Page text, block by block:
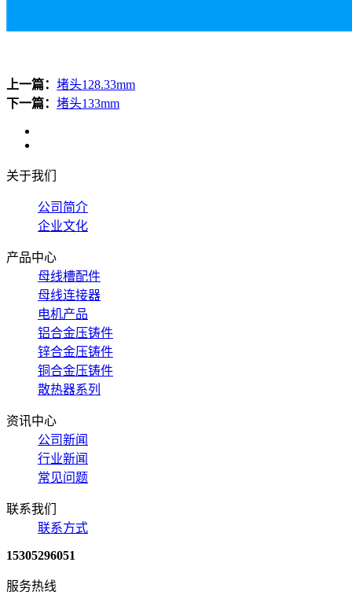
上一篇： 堵头128.33mm
下一篇： 堵头133mm
关于我们
公司简介
企业文化
产品中心
母线槽配件
母线连接器
电机产品
铝合金压铸件
锌合金压铸件
铜合金压铸件
散热器系列
资讯中心
公司新闻
行业新闻
常见问题
联系我们
联系方式
15305296051
服务热线